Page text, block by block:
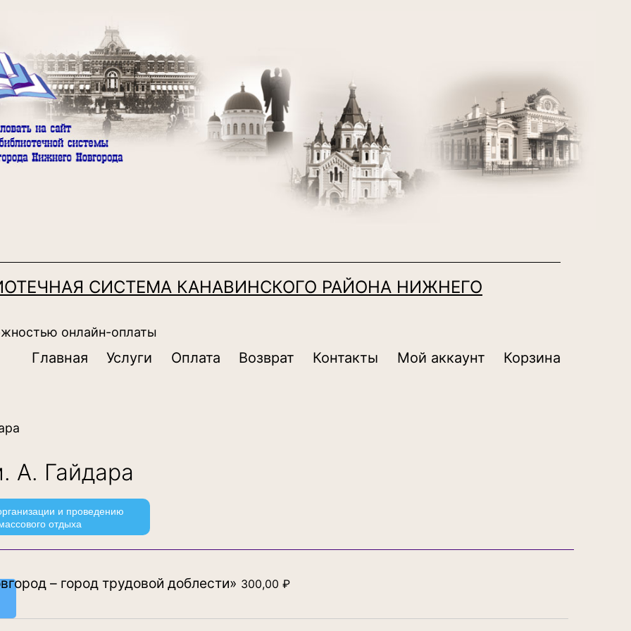
СИСТЕМА КАНАВИНСКОГО РАЙОНА НИЖНЕГО
онлайн-оплаты
Главная Услуги Оплата Возврат Контакты Мой аккаунт Корзина
А. Гайдара
и проведению
отдыха
– город трудовой доблести» 300,00 ₽